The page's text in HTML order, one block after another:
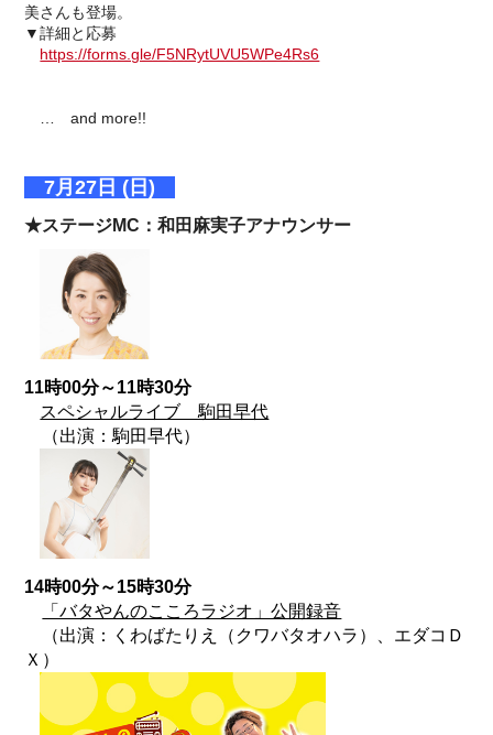
美さんも登場。
▼詳細と応募
https://forms.gle/F5NRytUVU5WPe4Rs6
… and more!!
7月27日 (日)
★ステージMC：和田麻実子アナウンサー
11時00分～11時30分
スペシャルライブ 駒田早代
（出演：駒田早代）
14時00分～15時30分
「バタやんのこころラジオ」公開録音
（出演：くわばたりえ（クワバタオハラ）、エダコＤ
Ｘ）